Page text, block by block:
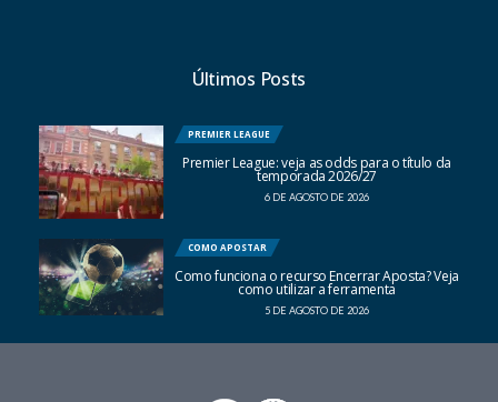
Últimos Posts
PREMIER LEAGUE
Premier League: veja as odds para o título da
temporada 2026/27
6 DE AGOSTO DE 2026
COMO APOSTAR
Como funciona o recurso Encerrar Aposta? Veja
como utilizar a ferramenta
5 DE AGOSTO DE 2026